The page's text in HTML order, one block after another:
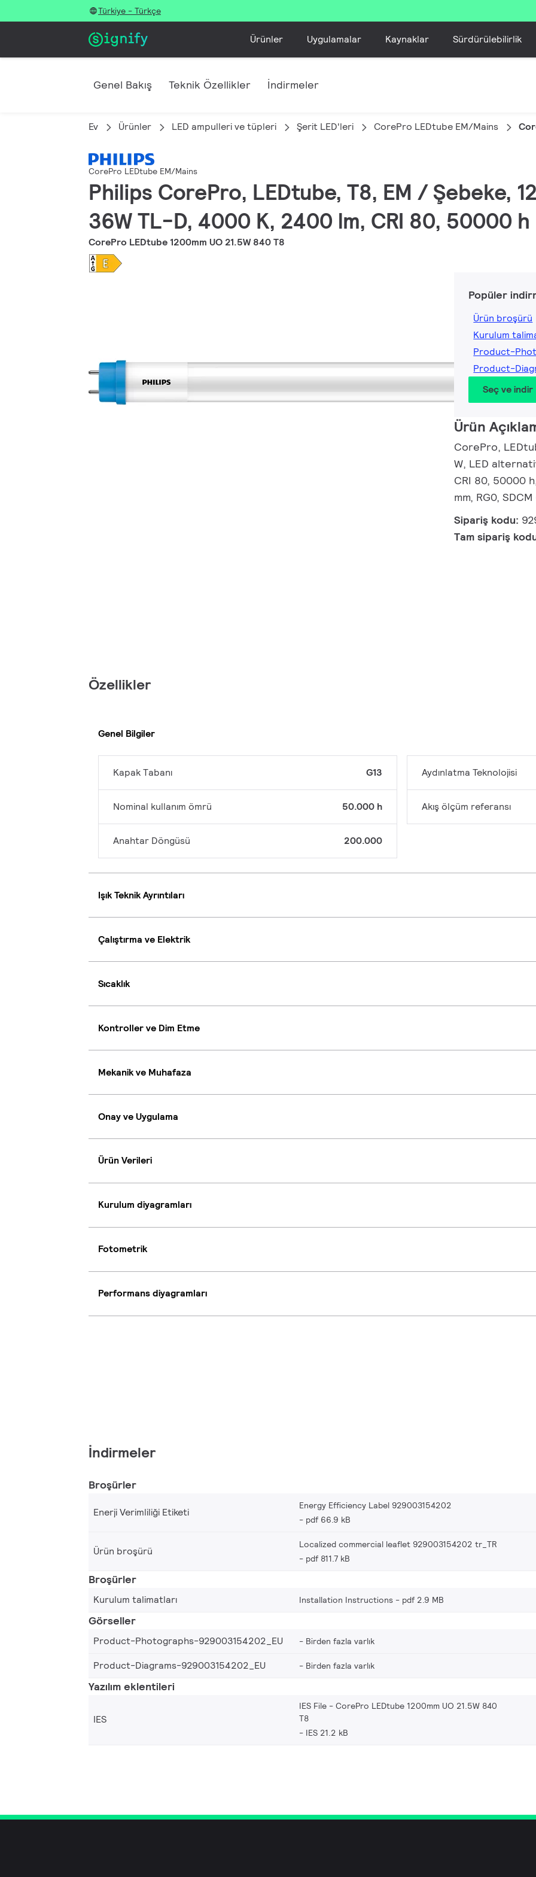
Türkiye - Türkçe
Ürünler Uygulamalar Kaynaklar Sürdürülebilirlik
Genel Bakış Teknik Özellikler İndirmeler
Ev Ürünler LED ampulleri ve tüpleri Şerit LED'leri CorePro LEDtube EM/Mains
CorePro LEDtube EM/Mains
Philips CorePro, LEDtube, T8, EM / Şebeke,
36W TL-D, 4000 K, 2400 lm, CRI 80, 50000 h
CorePro LEDtube 1200mm UO 21.5W 840 T8
Popüler
Ürün broşürü
Kurulum
Product-
Product-
Seç ve indir
Ürün
CorePro,
W, LED
CRI 80, 50000
mm, RG0,
Sipariş kodu:
Tam sipariş
Özellikler
Genel Bilgiler
Kapak Tabanı G13
Nominal kullanım ömrü 50.000 h
Anahtar Döngüsü 200.000
Aydınlatma Teknolojisi
Akış ölçüm referansı
Işık Teknik Ayrıntıları
Çalıştırma ve Elektrik
Sıcaklık
Kontroller ve Dim Etme
Mekanik ve Muhafaza
Onay ve Uygulama
Ürün Verileri
Kurulum diyagramları
Fotometrik
Performans diyagramları
İndirmeler
Broşürler
Enerji Verimliliği Etiketi
Energy Efficiency Label 929003154202
pdf 66.9 kB
Ürün broşürü
Localized commercial leaflet 929003154202 tr_TR
pdf 811.7 kB
Broşürler
Kurulum talimatları Installation Instructions pdf 2.9 MB
Görseller
Product-Photographs-929003154202_EU Birden fazla varlık
Product-Diagrams-929003154202_EU
Birden fazla varlık
Yazılım eklentileri
IES
IES File - CorePro LEDtube 1200mm UO 21.5W 840
T8
IES 21.2 kB